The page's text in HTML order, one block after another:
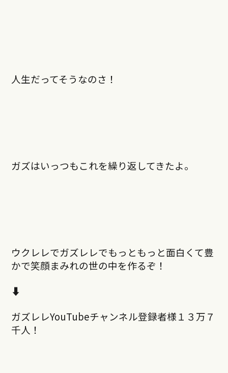
人生だってそうなのさ！
ガズはいっつもこれを繰り返してきたよ。
ウクレレでガズレレでもっともっと面白くて豊
かで笑顔まみれの世の中を作るぞ！
⬇︎
ガズレレYouTubeチャンネル登録者様１３万７
千人！